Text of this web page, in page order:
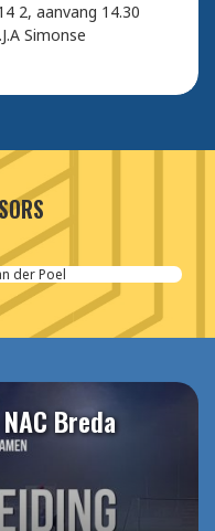
2, aanvang 14.30
Simonse
der Poel
Breda